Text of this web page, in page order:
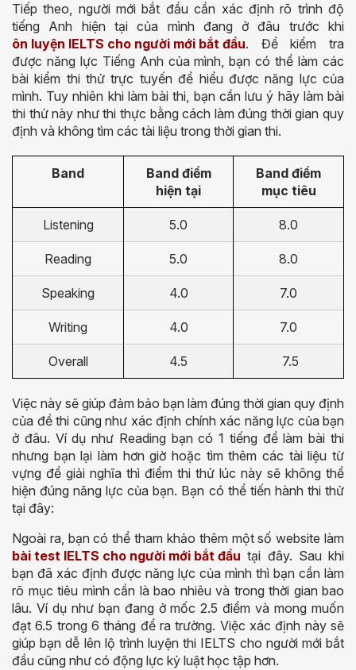
Tiếp theo, người mới bắt đầu cần xác định rõ trình độ
tiếng Anh hiện tại của mình đang ở đâu trước khi
ôn luyện IELTS cho người mới bắt đầu. Để kiểm tra
được năng lực Tiếng Anh của mình, bạn có thể làm các
bài kiểm thi thử trực tuyến để hiểu được năng lực của
mình. Tuy nhiên khi làm bài thi, bạn cần lưu ý hãy làm bài
thi thử này như thi thực bằng cách làm đúng thời gian quy
định và không tìm các tài liệu trong thời gian thi.
Band
Band điểm
hiện tại
Band điểm
mục tiêu
Listening 5.0 8.0
Reading 5.0 8.0
Speaking 4.0 7.0
Writing 4.0 7.0
Overall 4.5 7.5
Việc này sẽ giúp đảm bảo bạn làm đúng thời gian quy định
của đề thi cũng như xác định chính xác năng lực của bạn
ở đâu. Ví dụ như Reading bạn có 1 tiếng để làm bài thi
nhưng bạn lại làm hơn giờ hoặc tìm thêm các tài liệu từ
vựng để giải nghĩa thì điểm thi thử lúc này sẽ không thể
hiện đúng năng lực của bạn. Bạn có thể tiến hành thi thử
tại đây:
Ngoài ra, bạn có thể tham khảo thêm một số website làm
bài test IELTS cho người mới bắt đầu tại đây. Sau khi
bạn đã xác định được năng lực của mình thì bạn cần làm
rõ mục tiêu mình cần là bao nhiêu và trong thời gian bao
lâu. Ví dụ như bạn đang ở mốc 2.5 điểm và mong muốn
đạt 6.5 trong 6 tháng để ra trường. Việc xác định này sẽ
giúp bạn dễ lên lộ trình luyện thi IELTS cho người mới bắt
đầu cũng như có động lực kỷ luật học tập hơn.